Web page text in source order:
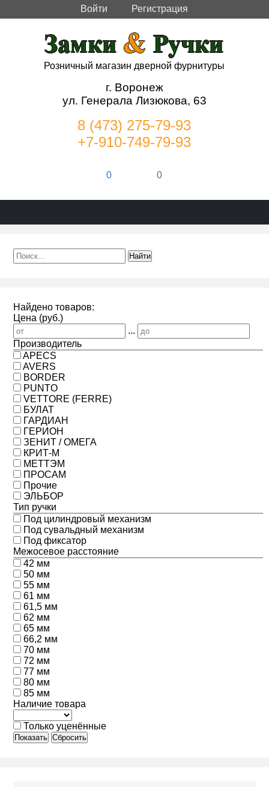
Войти Регистрация
Розничный магазин дверной фурнитуры
г. Воронеж
ул. Генерала Лизюкова, 63
8 (473) 275-79-93
+7-910-749-79-93
0 0
Найдено товаров:
Цена (руб.)
...
Производитель
APECS
AVERS
BORDER
PUNTO
VETTORE (FERRE)
БУЛАТ
ГАРДИАН
ГЕРИОН
ЗЕНИТ / ОМЕГА
КРИТ-М
МЕТТЭМ
ПРОСАМ
Прочие
ЭЛЬБОР
Тип ручки
Под цилиндровый механизм
Под сувальдный механизм
Под фиксатор
Межосевое расстояние
42 мм
50 мм
55 мм
61 мм
61,5 мм
62 мм
65 мм
66,2 мм
70 мм
72 мм
77 мм
80 мм
85 мм
Наличие товара
Только уценённые
Показать Сбросить